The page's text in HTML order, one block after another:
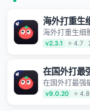
海外打重生
海外打重生细
外华人解决海
戏不卡等境外
v2.3.1 ⭐ 4.7
在国外打最
在国外打最强
海外华人、留
属回国加速器
v9.0.20 ⭐ 4.8